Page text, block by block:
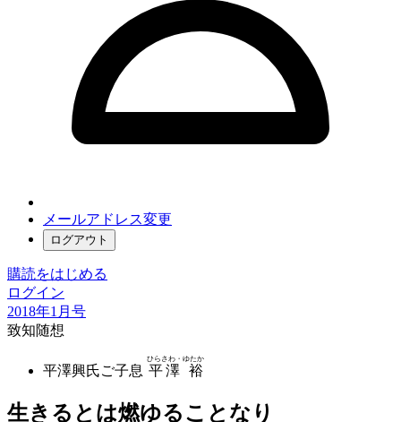
メールアドレス変更
ログアウト
購読をはじめる
ログイン
2018年1月号
致知随想
平澤興氏ご子息 平澤 裕
ひらさわ・ゆたか
生きるとは燃ゆることなり